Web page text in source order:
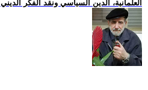
العلمانية، الدين السياسي ونقد الفكر الديني